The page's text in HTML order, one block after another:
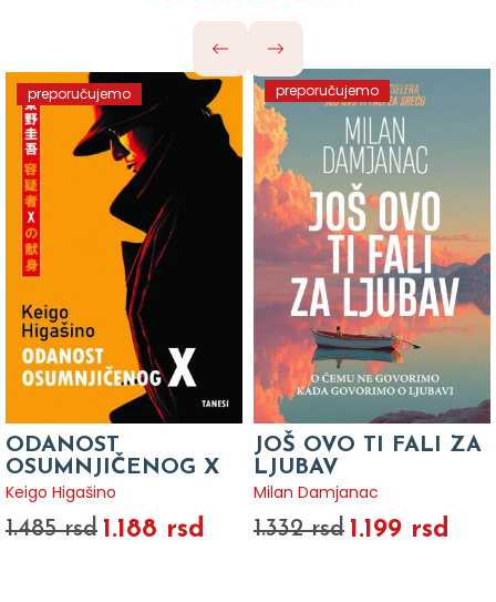
preporučujemo
ODANOST
OSUMNJIČENOG X
Keigo Higašino
1.485 rsd 1.188 rsd
preporučujemo
JOŠ OVO TI FALI ZA
LJUBAV
Milan Damjanac
1.332 rsd 1.199 rsd